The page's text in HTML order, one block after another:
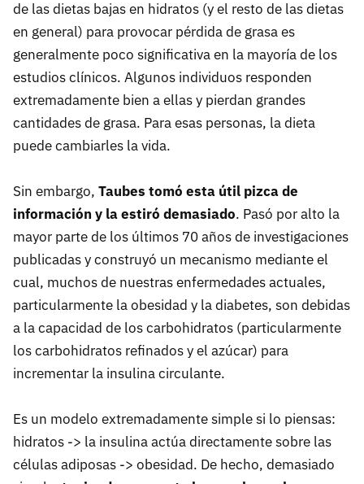
de las dietas bajas en hidratos (y el resto de las dietas
en general) para provocar pérdida de grasa es
generalmente poco significativa en la mayoría de los
estudios clínicos. Algunos individuos responden
extremadamente bien a ellas y pierdan grandes
cantidades de grasa. Para esas personas, la dieta
puede cambiarles la vida.
Sin embargo, Taubes tomó esta útil pizca de
información y la estiró demasiado. Pasó por alto la
mayor parte de los últimos 70 años de investigaciones
publicadas y construyó un mecanismo mediante el
cual, muchos de nuestras enfermedades actuales,
particularmente la obesidad y la diabetes, son debidas
a la capacidad de los carbohidratos (particularmente
los carbohidratos refinados y el azúcar) para
incrementar la insulina circulante.
Es un modelo extremadamente simple si lo piensas:
hidratos -> la insulina actúa directamente sobre las
células adiposas -> obesidad. De hecho, demasiado